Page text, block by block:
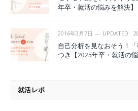
年卒・就活の悩みを解決】
2016年3月7日 UPDATED:
自己分析を見なおそう！
つき【2025年卒・就活の悩
就活レポ